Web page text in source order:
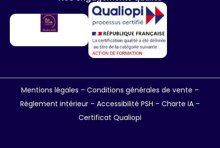
Mentions légales – Conditions générales de vente –
Règlement intérieur – Accessibilité PSH – Charte IA –
Certificat Qualiopi